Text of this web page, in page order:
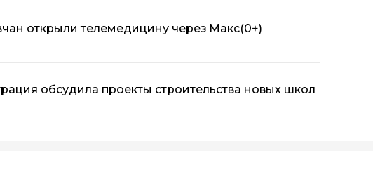
открыли телемедицину через Макс(0+)
обсудила проекты строительства новых школ